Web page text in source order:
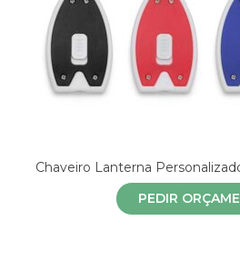
Chaveiro Lanterna
PEDIR